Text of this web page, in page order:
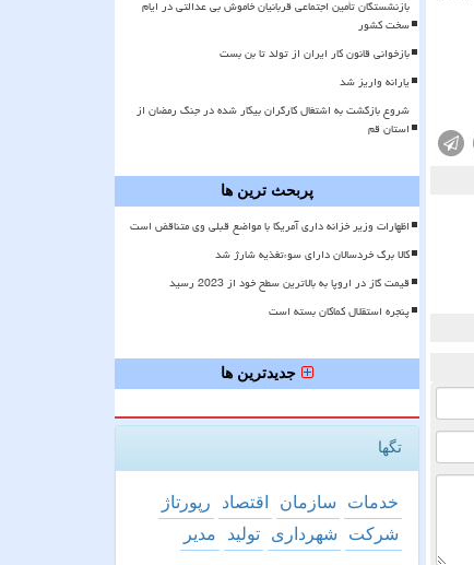
بازنشستگان تأمین اجتماعی قربانیان خاموش بی عدالتی در ایام
سخت کشور
بازخوانی قانون کار ایران از تولد تا بن بست
یارانه واریز شد
شروع بازگشت به اشتغال کارگران بیکار شده در جنگ رمضان از
استان قم
پربحث ترین ها
اظهارات وزیر خزانه داری آمریکا با مواضع قبلی وی متناقض است
کالا برگ خردسالان دارای سوءتغذیه شارژ شد
قیمت گاز در اروپا به بالاترین سطح خود از 2023 رسید
پنجره استقلال کماکان بسته است
جدیدترین ها
تگها
خدمات سازمان اقتصاد
رپورتاژ
شركت
شهرداری تولید مدیر